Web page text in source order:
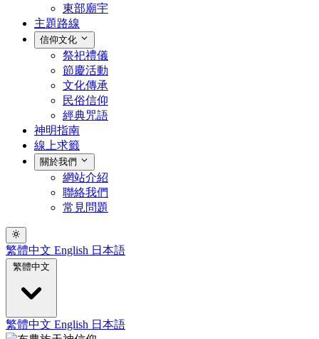
東部廟宇
主題路線
信仰文化
祭祀禮儀
節慶活動
文化傳承
民俗信仰
經典咒語
神明指南
線上求籤
關於我們
網站介紹
聯絡我們
常見問題
繁體中文 English 日本語
繁體中文
繁體中文 English 日本語